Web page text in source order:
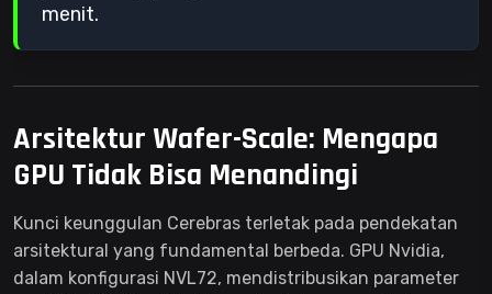
menit.
Arsitektur Wafer-Scale: Mengapa
GPU Tidak Bisa Menandingi
Kunci keunggulan Cerebras terletak pada pendekatan
arsitektural yang fundamental berbeda. GPU Nvidia,
dalam konfigurasi NVL72, mendistribusikan parameter